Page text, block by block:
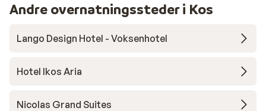
Andre overnatningssteder i Kos
Lango Design Hotel - Voksenhotel
Hotel Ikos Aria
Nicolas Grand Suites